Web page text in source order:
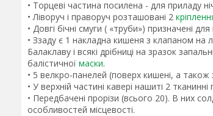
• Торцеві частина посилена - для приладу
• Ліворуч і праворуч розташовані 2
• Довгі бічні смуги ( «труби») призначені
• Ззаду є 1 накладна кишеня з клапаном
Балаклаву і всякі дрібниці на зразок
балістичної маски.
• 5 велкро-панелей (поверх кишені, а також
• У верхній частині кавері нашиті 2 тканинні
• Передбачені прорізи (всього 20). В них
особливостей місцевості.